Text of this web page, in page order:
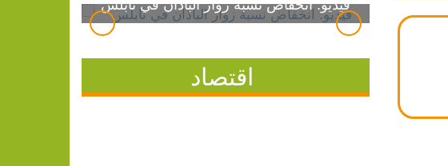
فيديو: انخفاض نسبة زوار الباذان في نابلس
اقتصاد